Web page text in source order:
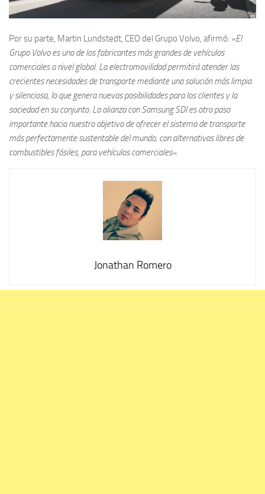
Por su parte, Martin Lundstedt, CEO del Grupo Volvo, afirmó: «El
Grupo Volvo es uno de los fabricantes más grandes de vehículos
comerciales a nivel global. La electromovilidad permitirá atender las
crecientes necesidades de transporte mediante una solución más limpia
y silenciosa, lo que genera nuevas posibilidades para los clientes y la
sociedad en su conjunto. La alianza con Samsung SDI es otro paso
importante hacia nuestro objetivo de ofrecer el sistema de transporte
más perfectamente sustentable del mundo, con alternativas libres de
combustibles fósiles, para vehículos comerciales».
Jonathan Romero